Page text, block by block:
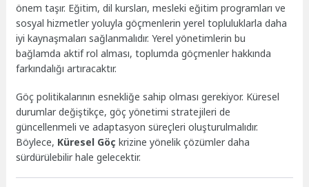
önem taşır. Eğitim, dil kursları, mesleki eğitim programları ve
sosyal hizmetler yoluyla göçmenlerin yerel topluluklarla daha
iyi kaynaşmaları sağlanmalıdır. Yerel yönetimlerin bu
bağlamda aktif rol alması, toplumda göçmenler hakkında
farkındalığı artıracaktır.
Göç politikalarının esnekliğe sahip olması gerekiyor. Küresel
durumlar değiştikçe, göç yönetimi stratejileri de
güncellenmeli ve adaptasyon süreçleri oluşturulmalıdır.
Böylece, Küresel Göç krizine yönelik çözümler daha
sürdürülebilir hale gelecektir.